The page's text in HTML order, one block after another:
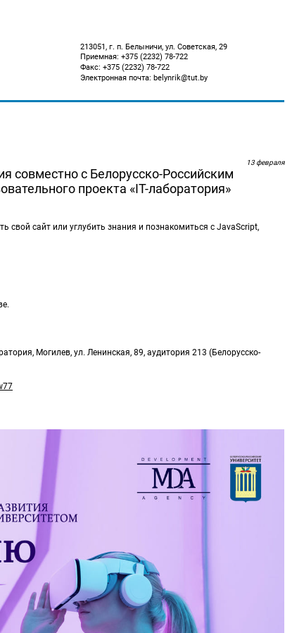
213051, г. п. Белыничи, ул. Советская, 29
Приемная: +375 (2232) 78-722
Факс: +375 (2232) 78-722
Электронная почта: belynrik@tut.by
13 февраля
совместно с Белорусско-Российским
проекта «IT-лаборатория»
свой сайт или углубить знания и познакомиться с JavaScript,
Могилев, ул. Ленинская, 89, аудитория 213 (Белорусско-